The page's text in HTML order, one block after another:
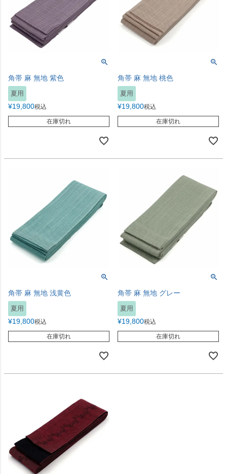
角帯 麻 無地 紫色
夏用
¥19,800税込
在庫切れ
角帯 麻 無地 桃色
夏用
¥19,800税込
在庫切れ
角帯 麻 無地 浅黄色
夏用
¥19,800税込
在庫切れ
角帯 麻 無地 グレー
夏用
¥19,800税込
在庫切れ